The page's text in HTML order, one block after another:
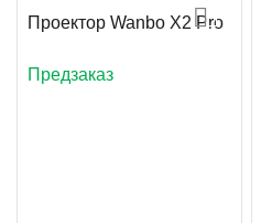
Проектор Wanbo X2 Pro
Предзаказ